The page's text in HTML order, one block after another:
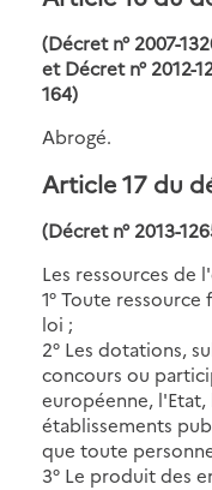
(Décret n° 2007-
et Décret n° 2012-
164)
Abrogé.
Article 17 du
(Décret n° 2013-
Les ressources de
1° Toute
loi ;
2° Les dotations,
concours ou
européenne,
établissements
que toute
3° Le produit des